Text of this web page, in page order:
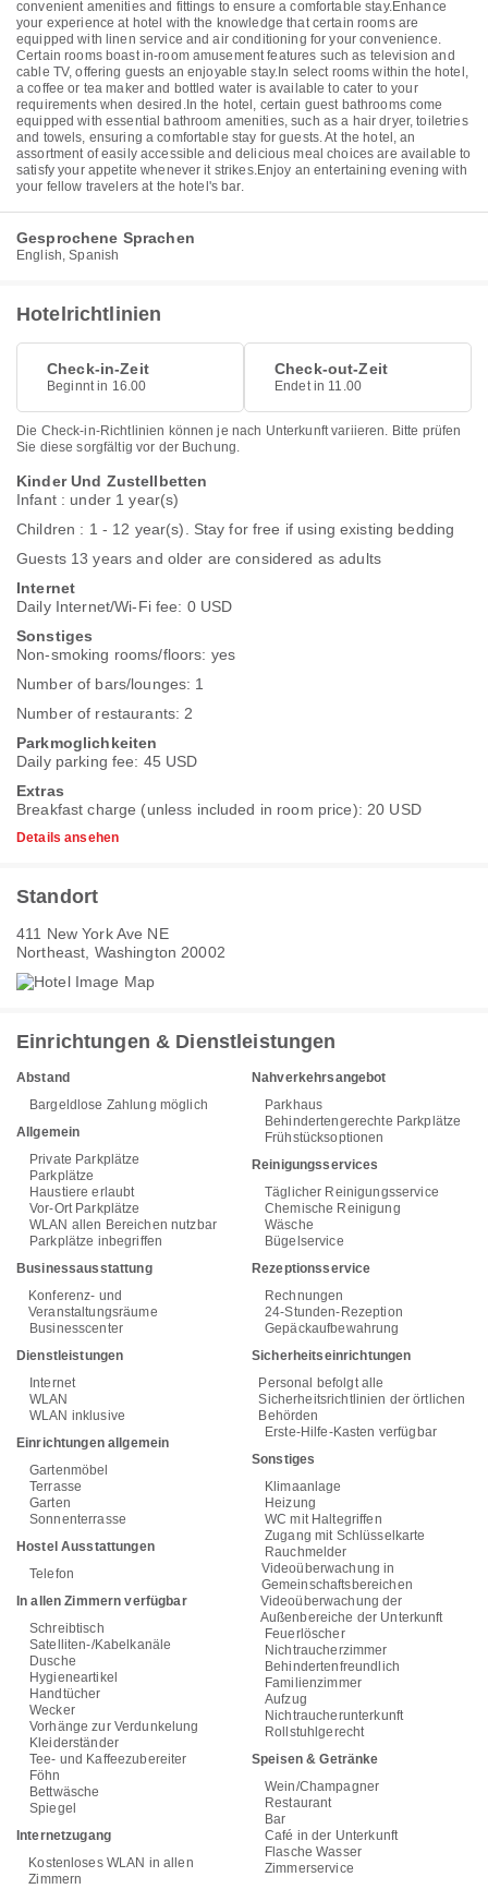
convenient amenities and fittings to ensure a comfortable stay.Enhance
your experience at hotel with the knowledge that certain rooms are
equipped with linen service and air conditioning for your convenience.
Certain rooms boast in-room amusement features such as television and
cable TV, offering guests an enjoyable stay.In select rooms within the hotel,
a coffee or tea maker and bottled water is available to cater to your
requirements when desired.In the hotel, certain guest bathrooms come
equipped with essential bathroom amenities, such as a hair dryer, toiletries
and towels, ensuring a comfortable stay for guests. At the hotel, an
assortment of easily accessible and delicious meal choices are available to
satisfy your appetite whenever it strikes.Enjoy an entertaining evening with
your fellow travelers at the hotel's bar.
Gesprochene Sprachen
English, Spanish
Hotelrichtlinien
Check-in-Zeit
Beginnt in 16.00
Check-out-Zeit
Endet in 11.00
Die Check-in-Richtlinien können je nach Unterkunft variieren. Bitte prüfen
Sie diese sorgfältig vor der Buchung.
Kinder Und Zustellbetten
Infant : under 1 year(s)
Children : 1 - 12 year(s). Stay for free if using existing bedding
Guests 13 years and older are considered as adults
Internet
Daily Internet/Wi-Fi fee: 0 USD
Sonstiges
Non-smoking rooms/floors: yes
Number of bars/lounges: 1
Number of restaurants: 2
Parkmoglichkeiten
Daily parking fee: 45 USD
Extras
Breakfast charge (unless included in room price): 20 USD
Details ansehen
Standort
411 New York Ave NE
Northeast, Washington 20002
Einrichtungen & Dienstleistungen
Abstand
Bargeldlose Zahlung möglich
Allgemein
Private Parkplätze
Parkplätze
Haustiere erlaubt
Vor-Ort Parkplätze
WLAN allen Bereichen nutzbar
Parkplätze inbegriffen
Businessausstattung
Konferenz- und
Veranstaltungsräume
Businesscenter
Dienstleistungen
Internet
WLAN
WLAN inklusive
Einrichtungen allgemein
Gartenmöbel
Terrasse
Garten
Sonnenterrasse
Hostel Ausstattungen
Telefon
In allen Zimmern verfügbar
Schreibtisch
Satelliten-/Kabelkanäle
Dusche
Hygieneartikel
Handtücher
Wecker
Vorhänge zur Verdunkelung
Kleiderständer
Tee- und Kaffeezubereiter
Föhn
Bettwäsche
Spiegel
Internetzugang
Kostenloses WLAN in allen
Zimmern
Nahverkehrsangebot
Parkhaus
Behindertengerechte Parkplätze
Frühstücksoptionen
Reinigungsservices
Täglicher Reinigungsservice
Chemische Reinigung
Wäsche
Bügelservice
Rezeptionsservice
Rechnungen
24-Stunden-Rezeption
Gepäckaufbewahrung
Sicherheitseinrichtungen
Personal befolgt alle
Sicherheitsrichtlinien der örtlichen
Behörden
Erste-Hilfe-Kasten verfügbar
Sonstiges
Klimaanlage
Heizung
WC mit Haltegriffen
Zugang mit Schlüsselkarte
Rauchmelder
Videoüberwachung in
Gemeinschaftsbereichen
Videoüberwachung der
Außenbereiche der Unterkunft
Feuerlöscher
Nichtraucherzimmer
Behindertenfreundlich
Familienzimmer
Aufzug
Nichtraucherunterkunft
Rollstuhlgerecht
Speisen & Getränke
Wein/Champagner
Restaurant
Bar
Café in der Unterkunft
Flasche Wasser
Zimmerservice